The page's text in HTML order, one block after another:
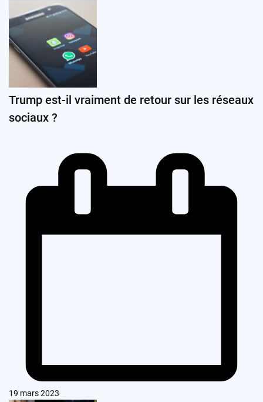
Trump est-il vraiment de retour sur les réseaux
sociaux ?
19 mars 2023